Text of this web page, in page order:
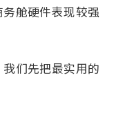
舱硬件表现较强
们先把最实用的